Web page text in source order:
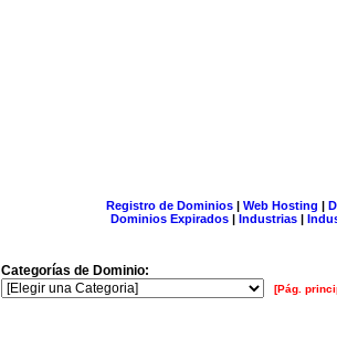
Registro de Dominios| Web Hosting |
Dominios Expirados | Industrias |
Categorías de Dominio:
[Pág.